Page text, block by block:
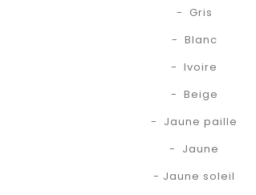
- Gris
- Blanc
- Ivoire
- Beige
- Jaune paille
- Jaune
- Jaune soleil